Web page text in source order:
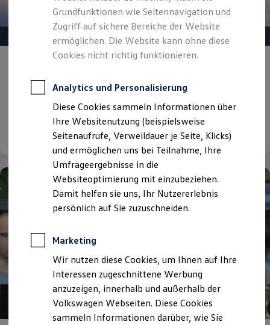
Autokredit mit Schlussrate
Versicherungen und Garantien
Kfz-Versicherung
Restschuldversicherungen
Garantien
Professional Class bei Volkswagen
Behörden
Direktkunden
Sonderfahrzeuge
Anpfiff zum Gewinn
Elektromobilität
Elektroautos
ID. Tutorials
Elektrofahrzeugkonzepte
ID. EVERY1
Reichweite
Rekuperation
Laden unterwegs
Laden Zuhause
Ladestationen finden
Ladezeitensimulator
Batterie
Sicherheit
Gepflegt, geprüft und für gut befunden.
Volkswagen Zertifizierte
Gebrauchtwagen.
Details ansehen
Grundfunktionen wie Seitennavigation und
Zugriff auf sichere Bereiche der Website
ermöglichen. Die Website kann ohne diese
Cookies nicht richtig funktionieren.
Analytics und Personalisierung
Diese Cookies sammeln Informationen über
Ihre Websitenutzung (beispielsweise
Seitenaufrufe, Verweildauer je Seite, Klicks)
und ermöglichen uns bei Teilnahme, Ihre
Umfrageergebnisse in die
Websiteoptimierung mit einzubeziehen.
Damit helfen sie uns, Ihr Nutzererlebnis
persönlich auf Sie zuzuschneiden.
Marketing
Wir nutzen diese Cookies, um Ihnen auf Ihre
Interessen zugeschnittene Werbung
anzuzeigen, innerhalb und außerhalb der
Volkswagen Webseiten. Diese Cookies
sammeln Informationen darüber, wie Sie